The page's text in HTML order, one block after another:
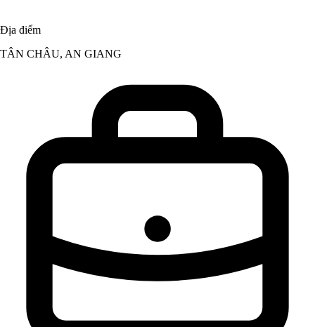
Địa điểm
TÂN CHÂU, AN GIANG